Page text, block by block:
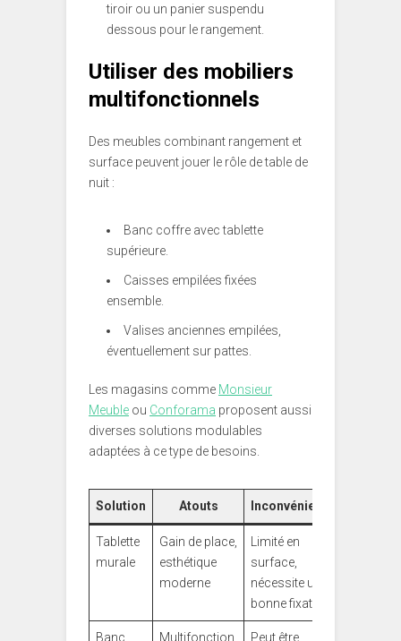
tiroir ou un panier suspendu
dessous pour le rangement.
Utiliser des mobiliers
multifonctionnels
Des meubles combinant rangement et
surface peuvent jouer le rôle de table de
nuit :
Banc coffre avec tablette
supérieure.
Caisses empilées fixées
ensemble.
Valises anciennes empilées,
éventuellement sur pattes.
Les magasins comme Monsieur
Meuble ou Conforama proposent aussi
diverses solutions modulables
adaptées à ce type de besoins.
Solution Atouts Inconvénients
Tablette
murale
Gain de place,
esthétique
moderne
Limité en
surface,
nécessite une
bonne fixation
Banc Multifonction, Peut être